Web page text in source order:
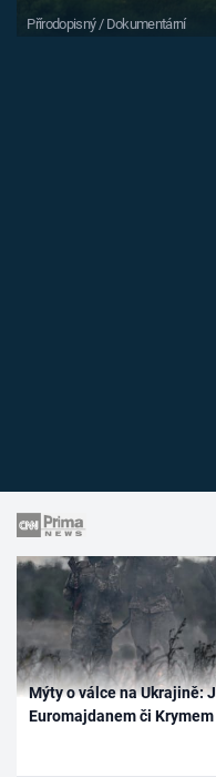
Přírodopisný / Dokumentární
Mýty o válce na Ukrajině:
Euromajdanem či